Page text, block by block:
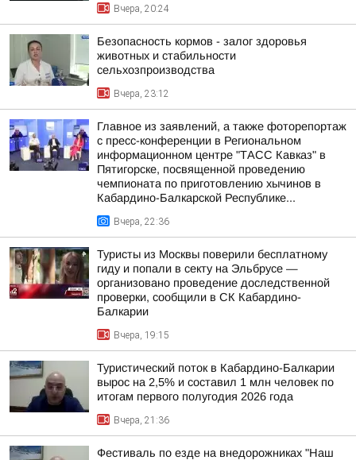
Вчера, 20:24
Безопасность кормов - залог здоровья
животных и стабильности
сельхозпроизводства
Вчера, 23:12
Главное из заявлений, а также фоторепортаж
с пресс-конференции в Региональном
информационном центре "ТАСС Кавказ" в
Пятигорске, посвященной проведению
чемпионата по приготовлению хычинов в
Кабардино-Балкарской Республике...
Вчера, 22:36
Туристы из Москвы поверили бесплатному
гиду и попали в секту на Эльбрусе —
организовано проведение доследственной
проверки, сообщили в СК Кабардино-
Балкарии
Вчера, 19:15
Туристический поток в Кабардино-Балкарии
вырос на 2,5% и составил 1 млн человек по
итогам первого полугодия 2026 года
Вчера, 21:36
Фестиваль по езде на внедорожниках "Наш